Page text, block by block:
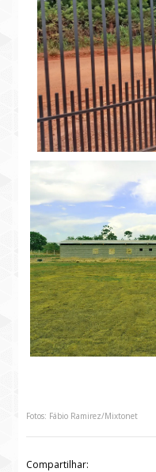
Fotos: Fábio Ramirez/Mixtonet
Compartilhar: